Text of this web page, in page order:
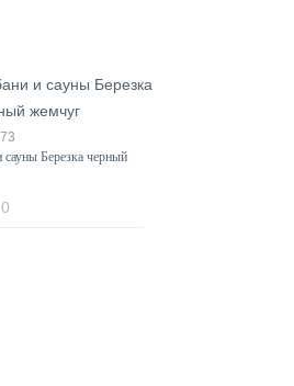
сауны Березка черный
0